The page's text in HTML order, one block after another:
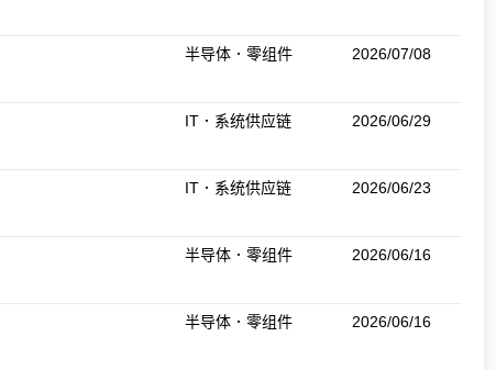
半导体．零组件 2026/07/08
IT．系统供应链 2026/06/29
IT．系统供应链 2026/06/23
半导体．零组件 2026/06/16
半导体．零组件 2026/06/16